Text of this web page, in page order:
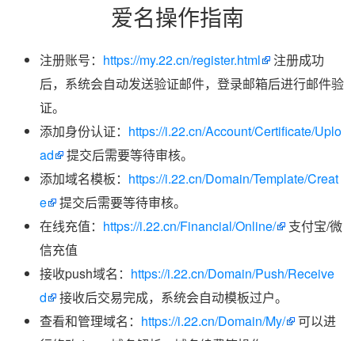
爱名操作指南
注册账号： https://my.22.cn/register.html
注册成功
后，系统会自动发送验证邮件，登录邮箱后进行邮件验
证。
添加身份认证： https://i.22.cn/Account/Certificate/Uplo
ad
提交后需要等待审核。
添加域名模板： https://i.22.cn/Domain/Template/Creat
e
提交后需要等待审核。
在线充值： https://i.22.cn/Financial/Online/
支付宝/微
信充值
接收push域名： https://i.22.cn/Domain/Push/Receive
d
接收后交易完成，系统会自动模板过户。
查看和管理域名： https://i.22.cn/Domain/My/
可以进